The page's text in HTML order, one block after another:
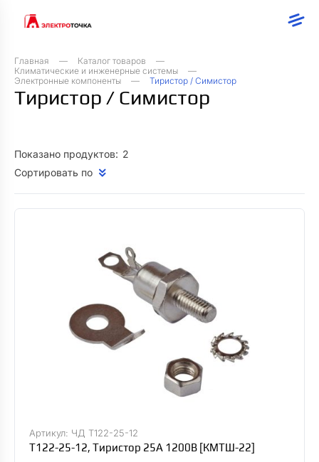
Главная
Каталог товаров
Климатические и инженерные системы
Электронные компоненты
Тиристор / Симистор
Тиристор / Симистор
Показано продуктов: 2
Сортировать по
Артикул: ЧД Т122-25-12
Т122-25-12, Тиристор 25А 1200В [КМТШ-22]